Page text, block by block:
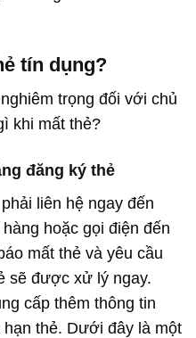
tín dụng?
trọng đối với chủ
khi mất thẻ?
đăng ký thẻ
liên hệ ngay đến
hoặc gọi điện đến
mất thẻ và yêu cầu
sẽ được xử lý ngay.
cấp thêm thông tin
thẻ. Dưới đây là một